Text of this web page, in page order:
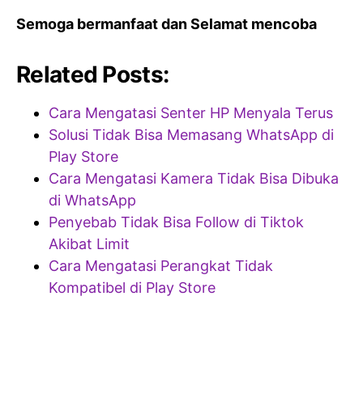
Semoga bermanfaat dan Selamat mencoba
Related Posts:
Cara Mengatasi Senter HP Menyala Terus
Solusi Tidak Bisa Memasang WhatsApp di
Play Store
Cara Mengatasi Kamera Tidak Bisa Dibuka
di WhatsApp
Penyebab Tidak Bisa Follow di Tiktok
Akibat Limit
Cara Mengatasi Perangkat Tidak
Kompatibel di Play Store